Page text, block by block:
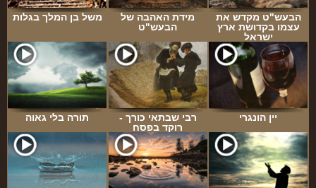
משל בן המלך בגלות
מידת האהבה של
הבעש"ט
הבעש"ט מקדש את
עצמו בקדושת ארץ
ישראל
תורה בלי גאוה
רבי שבתאי כורך -
רוקד בפסח
יין הונגרי